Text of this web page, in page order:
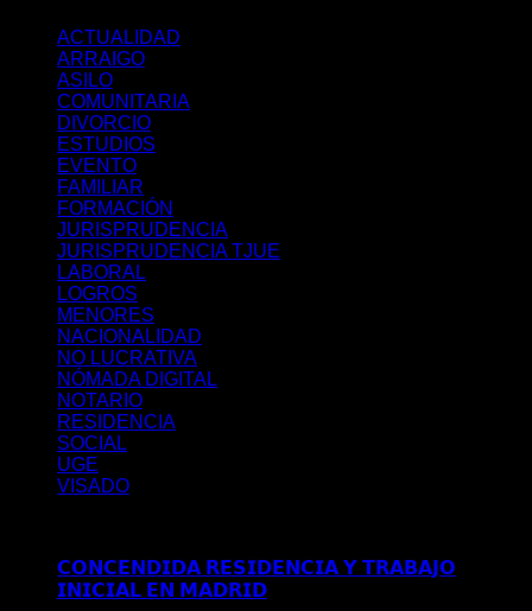
ACTUALIDAD
ARRAIGO
ASILO
COMUNITARIA
DIVORCIO
ESTUDIOS
EVENTO
FAMILIAR
FORMACIÓN
JURISPRUDENCIA
JURISPRUDENCIA TJUE
LABORAL
LOGROS
MENORES
NACIONALIDAD
NO LUCRATIVA
NÓMADA DIGITAL
NOTARIO
RESIDENCIA
SOCIAL
UGE
VISADO
𝗖𝗢𝗡𝗖𝗘𝗡𝗗𝗜𝗗𝗔 𝗥𝗘𝗦𝗜𝗗𝗘𝗡𝗖𝗜𝗔 𝗬 𝗧𝗥𝗔𝗕𝗔𝗝𝗢
𝗜𝗡𝗜𝗖𝗜𝗔𝗟 𝗘𝗡 𝗠𝗔𝗗𝗥𝗜𝗗